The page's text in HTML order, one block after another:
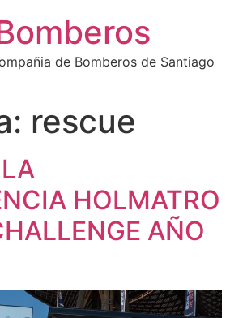
de Bomberos de Santiago
rescue
HOLMATRO
AÑO